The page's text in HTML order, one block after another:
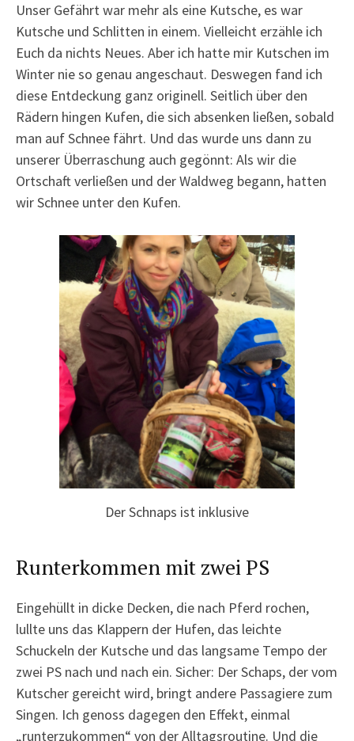
Unser Gefährt war mehr als eine Kutsche, es war
Kutsche und Schlitten in einem. Vielleicht erzähle ich
Euch da nichts Neues. Aber ich hatte mir Kutschen im
Winter nie so genau angeschaut. Deswegen fand ich
diese Entdeckung ganz originell. Seitlich über den
Rädern hingen Kufen, die sich absenken ließen, sobald
man auf Schnee fährt. Und das wurde uns dann zu
unserer Überraschung auch gegönnt: Als wir die
Ortschaft verließen und der Waldweg begann, hatten
wir Schnee unter den Kufen.
Der Schnaps ist inklusive
Runterkommen mit zwei PS
Eingehüllt in dicke Decken, die nach Pferd rochen,
lullte uns das Klappern der Hufen, das leichte
Schuckeln der Kutsche und das langsame Tempo der
zwei PS nach und nach ein. Sicher: Der Schaps, der vom
Kutscher gereicht wird, bringt andere Passagiere zum
Singen. Ich genoss dagegen den Effekt, einmal
„runterzukommen“ von der Alltagsroutine. Und die